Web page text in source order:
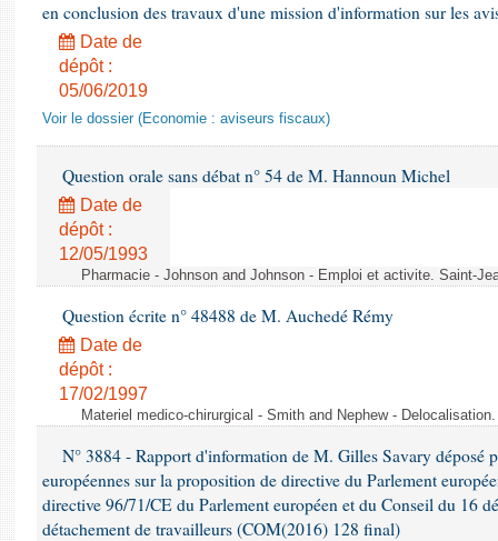
en conclusion des travaux d'une mission d'information sur les
Date de
dépôt :
05/06/2019
Voir le dossier (Economie : aviseurs fiscaux)
Question orale sans débat n° 54 de M. Hannoun Michel
Date de
dépôt :
12/05/1993
Pharmacie - Johnson and Johnson - Emploi et activite. Saint-
Question écrite n° 48488 de M. Auchedé Rémy
Date de
dépôt :
17/02/1997
Materiel medico-chirurgical - Smith and Nephew -
N° 3884 - Rapport d'information de M. Gilles Savary déposé
européennes sur la proposition de directive du Parlement
directive 96/71/CE du Parlement européen et du Conseil du 16
détachement de travailleurs (COM(2016) 128 final)